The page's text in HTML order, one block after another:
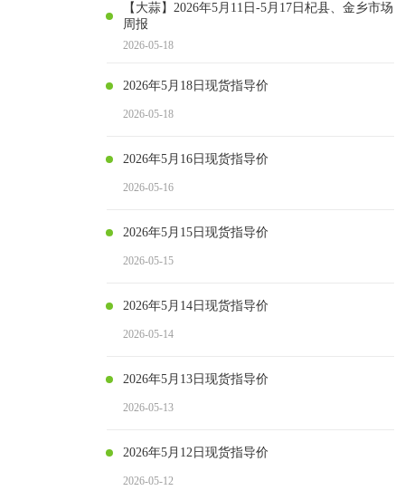
【大蒜】2026年5月11日-5月17日杞县、金乡市场
周报
2026-05-18
2026年5月18日现货指导价
2026-05-18
2026年5月16日现货指导价
2026-05-16
2026年5月15日现货指导价
2026-05-15
2026年5月14日现货指导价
2026-05-14
2026年5月13日现货指导价
2026-05-13
2026年5月12日现货指导价
2026-05-12